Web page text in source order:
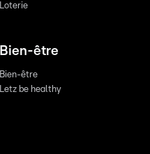
Loterie
Bien-être
Bien-être
Letz be healthy